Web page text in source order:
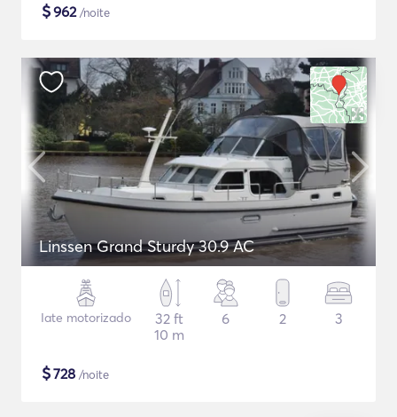
$962/noite
Linssen Grand Sturdy 30.9 AC
Iate motorizado
32 ft
10 m
6 2 3
$728 /noite